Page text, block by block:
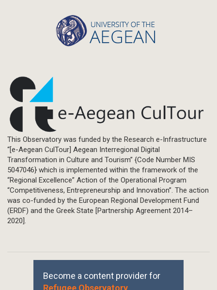
This Observatory was funded by the Research e-Infrastructure
“[e-Aegean CulTour] Aegean Interregional Digital
Transformation in Culture and Tourism” {Code Number MIS
5047046} which is implemented within the framework of the
“Regional Excellence” Action of the Operational Program
“Competitiveness, Entrepreneurship and Innovation”. The action
was co-funded by the European Regional Development Fund
(ERDF) and the Greek State [Partnership Agreement 2014–
2020].
Become a content provider for
Refugee Observatory